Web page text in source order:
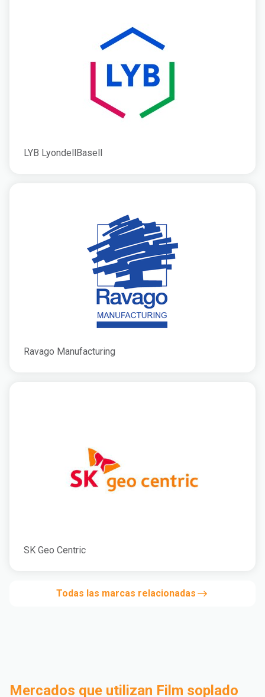
LYB LyondellBasell
Ravago Manufacturing
SK Geo Centric
Todas las marcas relacionadas
Mercados que utilizan Film soplado